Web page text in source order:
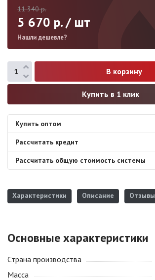
11 340р.
5 670 р. / шт
Нашли дешевле?
Купить в 1 клик
Купить оптом
Рассчитать кредит
Рассчитать общую стоимость системы
Характеристики Описание Отзывы
Основные характеристики
Страна производства
Масса